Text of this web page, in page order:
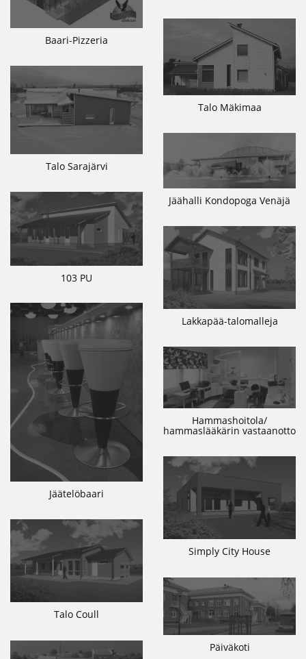
Baari-Pizzeria
Talo Mäkimaa
Talo Sarajärvi
Jäähalli Kondopoga Venäjä
103 PU
Lakkapää-talomalleja
Jäätelöbaari
Hammashoitola/
hammaslääkärin vastaanotto
Simply City House
Talo Coull
Päiväkoti